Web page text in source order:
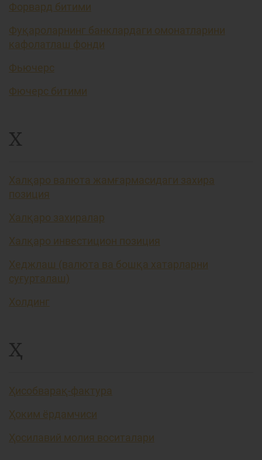
Форвард битими
Фуқароларнинг банклардаги омонатларини
кафолатлаш фонди
Фьючерс
Фючерс битими
Х
Халқаро валюта жамғармасидаги захира
позиция
Халқаро захиралар
Халқаро инвестицион позиция
Хеджлаш (валюта ва бошқа хатарларни
суғурталаш)
Холдинг
Ҳ
Ҳисобварақ-фактура
Ҳоким ёрдамчиси
Ҳосилавий молия воситалари